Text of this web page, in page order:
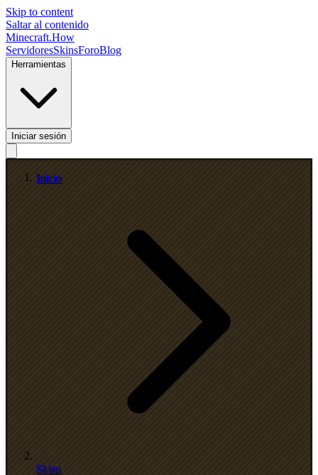
Skip to content
Saltar al contenido
Minecraft.How
ServidoresSkinsForoBlog
Herramientas
Iniciar sesión
Inicio
Skins